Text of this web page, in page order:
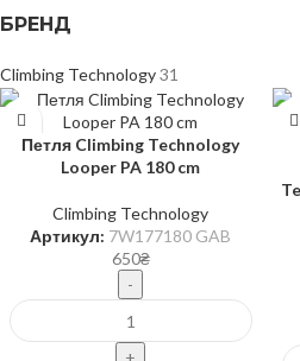
БРЕНД
Climbing Technology31
Петля Climbing Technology
Looper PA 180 cm
Climbing Technology
Артикул: 7W177180 GAB
650₴